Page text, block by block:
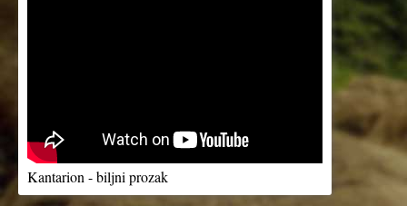
Kantarion - biljni prozak